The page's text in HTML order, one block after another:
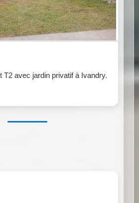
T2 avec jardin privatif à Ivandry.